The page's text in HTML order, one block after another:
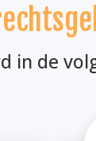
in de